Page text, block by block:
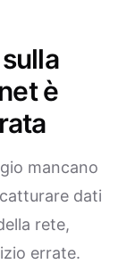
è
mancano
dati
rete,
errate.